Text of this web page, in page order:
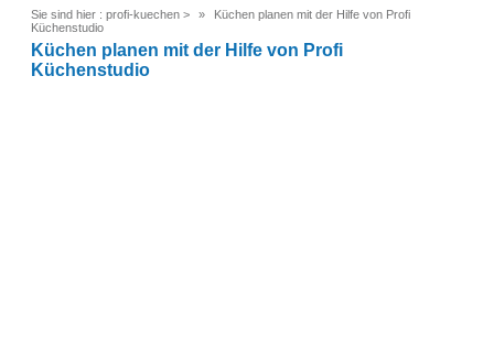
Sie sind hier : profi-kuechen >
Küchen planen mit der Hilfe von Profi
Küchenstudio
Küchen planen mit der Hilfe von Profi
Küchenstudio